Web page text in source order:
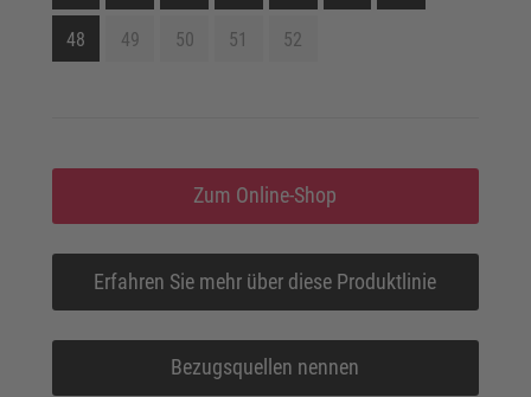
48 49 50 51 52
Zum Online-Shop
Erfahren Sie mehr über diese Produktlinie
Bezugsquellen nennen